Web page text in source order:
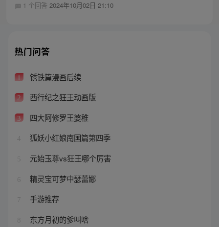
1 个回答 2024年10月02日 21:10
热门问答
1 锈铁篇漫画后续
2 西行纪之狂王动画版
3 四大阿修罗王婆稚
4 狐妖小红娘南国篇第四季
5 元始玉尊vs狂王哪个厉害
6 精灵宝可梦中瑟蕾娜
7 手游推荐
8 东方月初的爹叫啥